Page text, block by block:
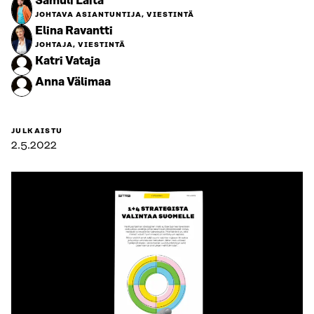
JOHTAVA ASIANTUNTIJA, VIESTINTÄ
Elina Ravantti
JOHTAJA, VIESTINTÄ
Katri Vataja
Anna Välimaa
JULKAISTU
2.5.2022